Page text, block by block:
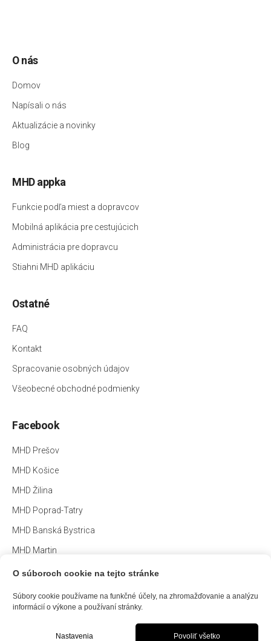
O nás
Domov
Napísali o nás
Aktualizácie a novinky
Blog
MHD appka
Funkcie podľa miest a dopravcov
Mobilná aplikácia pre cestujúcich
Administrácia pre dopravcu
Stiahni MHD aplikáciu
Ostatné
FAQ
Kontakt
Spracovanie osobných údajov
Všeobecné obchodné podmienky
Facebook
MHD Prešov
MHD Košice
MHD Žilina
MHD Poprad-Tatry
MHD Banská Bystrica
MHD Martin
info@mhdapp.sk
O súboroch cookie na tejto stránke
Súbory cookie používame na funkčné účely, na zhromažďovanie a analýzu
informácií o výkone a používaní stránky.
Nastavenia Povoliť všetko